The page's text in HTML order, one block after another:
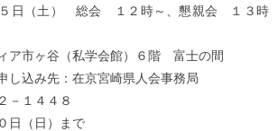
日（土） 総会 １２時～、懇親会 １３時
市ヶ谷（私学会館）６階 富士の間
し込み先：在京宮崎県人会事務局
－１４４８
日（日）まで